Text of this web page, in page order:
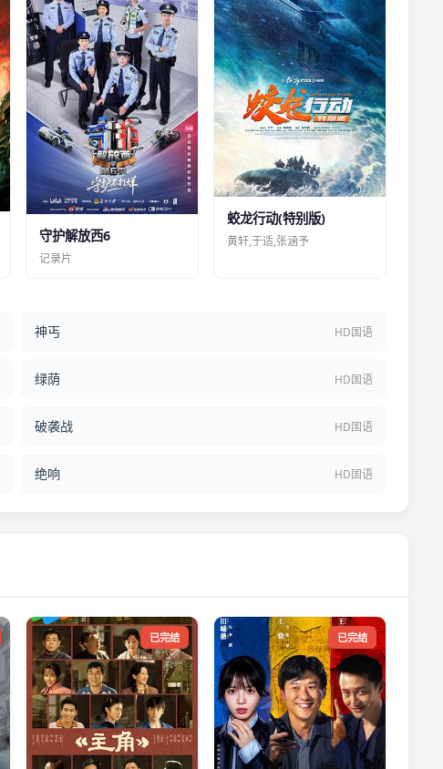
守护解放西6
记录片
蛟龙行动(特别版)
黄轩,于适,张涵予
神丐 HD国语
绿荫 HD国语
破袭战 HD国语
绝响 HD国语
已完结 已完结